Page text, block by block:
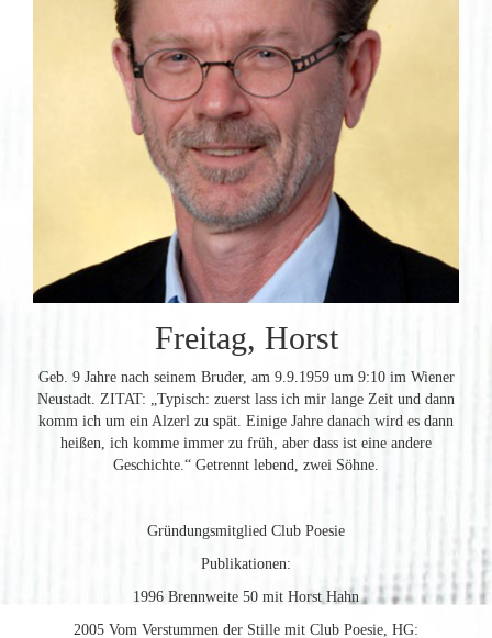
Freitag, Horst
Geb. 9 Jahre nach seinem Bruder, am 9.9.1959 um 9:10 im Wiener
Neustadt. ZITAT: „Typisch: zuerst lass ich mir lange Zeit und dann
komm ich um ein Alzerl zu spät. Einige Jahre danach wird es dann
heißen, ich komme immer zu früh, aber dass ist eine andere
Geschichte.“ Getrennt lebend, zwei Söhne.
Gründungsmitglied Club Poesie
Publikationen:
1996 Brennweite 50 mit Horst Hahn
2005 Vom Verstummen der Stille mit Club Poesie, HG: